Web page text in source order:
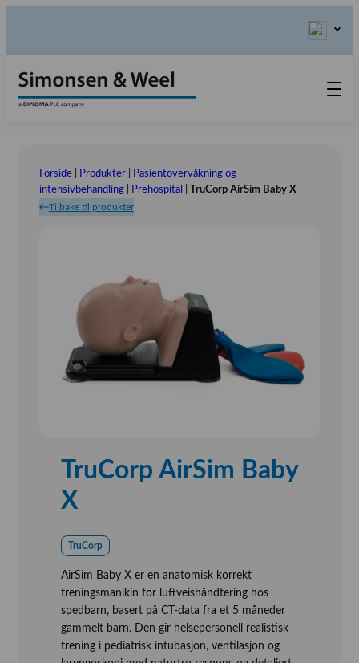
Kontakt oss
Våre verdier
Om oss
Forside| Produkter|
Pasientovervåkning og
intensivbehandling| Prehospital TruCorp AirSim Baby X
Tilbake til produkter
TruCorp AirSim Baby
X
TruCorp
AirSim Baby X er en anatomisk korrekt
treningsmanikin for luftveishåndtering hos
spedbarn, basert på CT-data fra et 5 måneder
gammelt barn. Den gir helsepersonell realistisk
trening i pediatrisk intubasjon, ventilasjon og